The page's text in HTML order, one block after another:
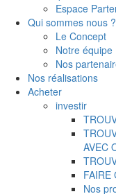
Espace
Qui sommes nous ?
Le Concept
Notre équipe
Nos
Nos réalisations
Acheter
investir
AVEC
FAIRE
Nos